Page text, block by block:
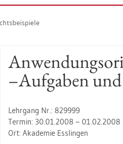
–Auf­ga­ben
Lehr­gang Nr.: 829999
Ter­min: 30.01.2008 – 01.02.2008
Ort: Aka­de­mie Ess­lin­gen